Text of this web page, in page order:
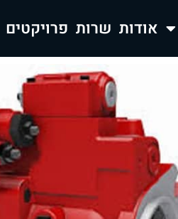
אודות שרות פרויקטים